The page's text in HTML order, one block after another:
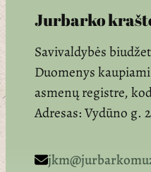
Jurbarko
Savivaldybės
Duomenys
asmenų registre,
Adresas: Vydūno g.